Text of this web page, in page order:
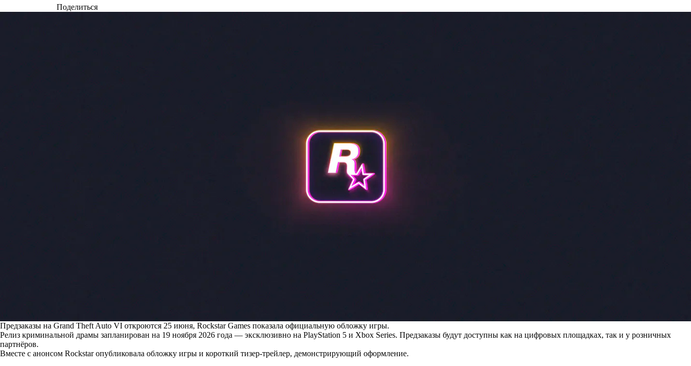
Поделиться
Предзаказы на Grand Theft Auto VI откроются 25 июня, Rockstar Games показала официальную обложку игры.
Релиз криминальной драмы запланирован на 19 ноября 2026 года — эксклюзивно на PlayStation 5 и Xbox Series. Предзаказы будут доступны как на цифровых площадках, так и у розничных
партнёров.
Вместе с анонсом Rockstar опубликовала обложку игры и короткий тизер-трейлер, демонстрирующий оформление.